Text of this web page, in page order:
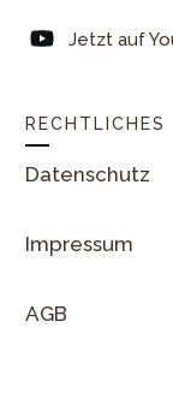
Jetzt auf
RECHTLICHES
Datenschutz
Impressum
AGB